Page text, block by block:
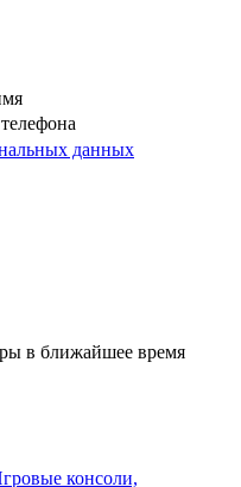
данных
в ближайшее время
консоли,